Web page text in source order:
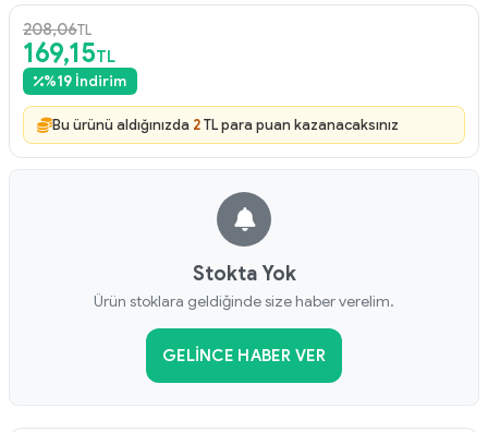
208,06TL
169,15TL
%19 İndirim
Bu ürünü aldığınızda 2TL para puan kazanacaksınız
Stokta Yok
Ürün stoklara geldiğinde size haber verelim.
GELINCE HABER VER